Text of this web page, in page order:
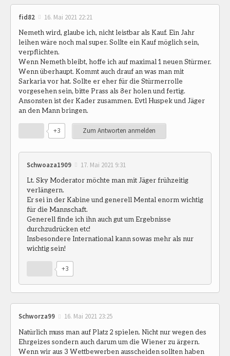
fid82 16. Mai 2021 22:21
Nemeth wird, glaube ich, nicht leistbar als Kauf. Ein Jahr
leihen wäre noch mal super. Sollte ein Kauf möglich sein,
verpflichten.
Wenn Nemeth bleibt, hoffe ich auf maximal 1 neuen Stürmer.
Wenn überhaupt. Kommt auch drauf an was man mit
Sarkaria vor hat. Sollte er eher für die Stürmerrolle
vorgesehen sein, bitte Prass als 8er holen und fertig.
Ansonsten ist der Kader zusammen. Evtl Huspek und Jäger
an den Mann bringen.
+3 Zum Antworten anmelden
Schwoaza1909 17. Mai 2021 9:31
Lt. Sky Moderator möchte man mit Jäger frühzeitig
verlängern.
Er sei in der Kabine und generell Mental enorm wichtig
für die Mannschaft.
Generell finde ich ihn auch gut um Ergebnisse
durchzudrücken etc!
Insbesondere International kann sowas mehr als nur
wichtig sein!
+3
Schworza99 16. Mai 2021 23:25
Natürlich muss man auf Platz 2 spielen. Nicht nur wegen des
Ehrgeizes sondern auch darum um die Wiener zu ärgern.
Wenn wir aus 3 Wettbewerben ausscheiden sollten haben